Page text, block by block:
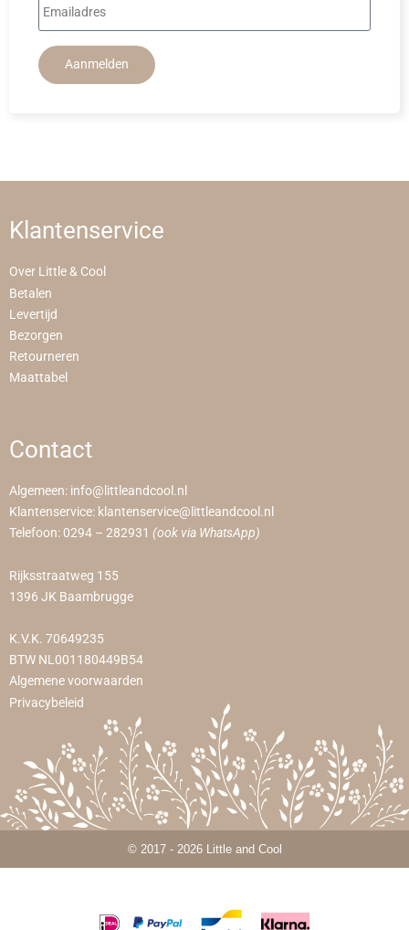
Aanmelden
Klantenservice
Over Little & Cool
Betalen
Levertijd
Bezorgen
Retourneren
Maattabel
Contact
Algemeen: info@littleandcool.nl
Klantenservice: klantenservice@littleandcool.nl
Telefoon: 0294 – 282931 (ook via WhatsApp)
Rijksstraatweg 155
1396 JK Baambrugge
K.V.K. 70649235
BTW NL001180449B54
Algemene voorwaarden
Privacybeleid
© 2017 - 2026 Little and Cool